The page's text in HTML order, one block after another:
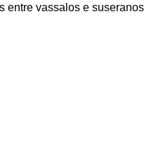
entre vassalos e suseranos